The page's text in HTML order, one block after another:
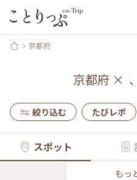
京都府
京都府 × 、
絞り込む たびレポ
スポット
もっ